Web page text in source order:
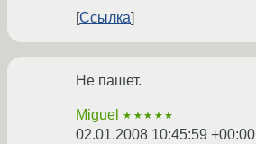
Ссылка
Не пашет.
Miguel ★★★★★
02.01.2008 10:45:59 +00:00